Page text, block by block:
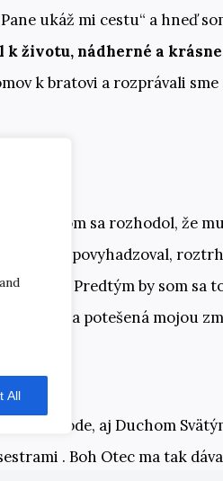
All
ukáž mi cestu“ a hneď
k životu, nádherné a
k bratovi a rozprávali sme
som sa rozhodol, že
staré povyhadzoval,
vyhodil. Predtým by som sa
a bola potešená mojou
vo vode, aj Duchom
. Boh Otec ma tak